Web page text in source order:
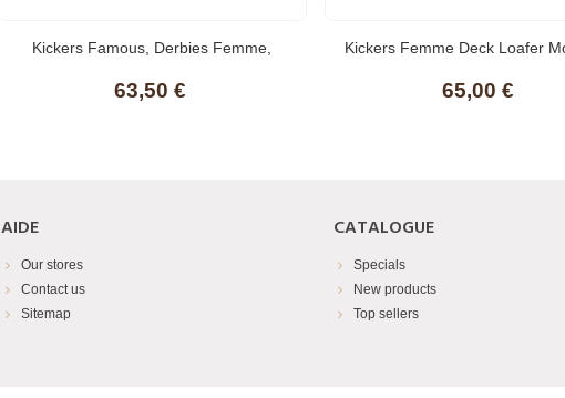
Kickers Famous, Derbies Femme,
63,50 €
Kickers Femme Deck Loafer
65,00 €
AIDE
Our stores
Contact us
Sitemap
CATALOGUE
Specials
New products
Top sellers